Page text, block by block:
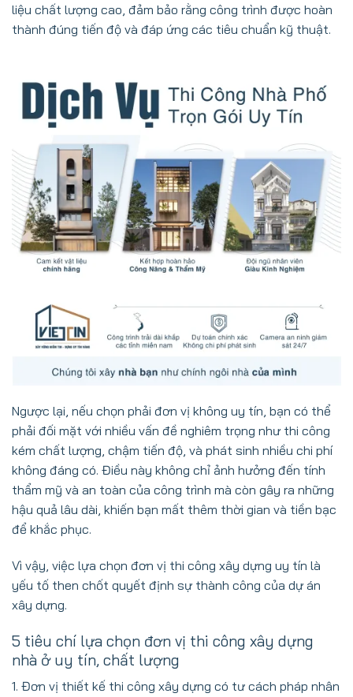
liệu chất lượng cao, đảm bảo rằng công trình được hoàn
thành đúng tiến độ và đáp ứng các tiêu chuẩn kỹ thuật.
Ngược lại, nếu chọn phải đơn vị không uy tín, bạn có thể
phải đối mặt với nhiều vấn đề nghiêm trọng như thi công
kém chất lượng, chậm tiến độ, và phát sinh nhiều chi phí
không đáng có. Điều này không chỉ ảnh hưởng đến tính
thẩm mỹ và an toàn của công trình mà còn gây ra những
hậu quả lâu dài, khiến bạn mất thêm thời gian và tiền bạc
để khắc phục.
Vì vậy, việc lựa chọn đơn vị thi công xây dựng uy tín là
yếu tố then chốt quyết định sự thành công của dự án
xây dựng.
5 tiêu chí lựa chọn đơn vị thi công xây dựng
nhà ở uy tín, chất lượng
1. Đơn vị thiết kế thi công xây dựng có tư cách pháp nhân